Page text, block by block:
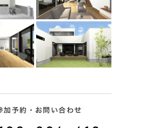
加予約・お問い合わせ